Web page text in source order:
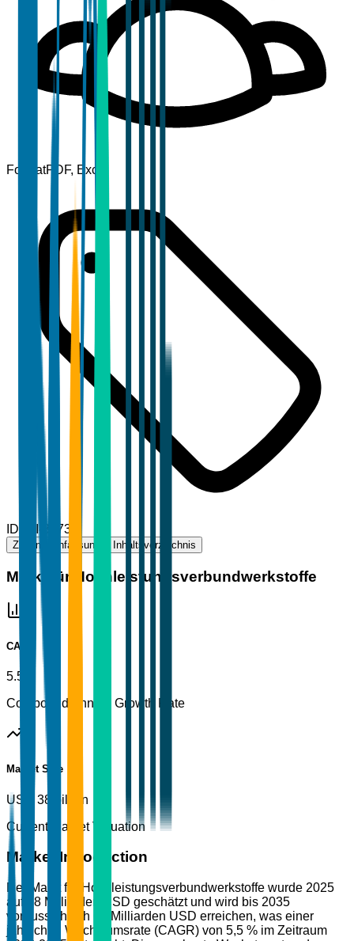
FormatPDF, Excel
ID TBI-83739
Zusammenfassung Inhaltsverzeichnis
Markt für Hochleistungsverbundwerkstoffe
CAGR
5.5%
Compound Annual Growth Rate
Market Size
USD 38 billion
Current Market Valuation
Market Introduction
Der Markt für Hochleistungsverbundwerkstoffe wurde 2025
auf 38 Milliarden USD geschätzt und wird bis 2035
voraussichtlich 65 Milliarden USD erreichen, was einer
jährlichen Wachstumsrate (CAGR) von 5,5 % im Zeitraum